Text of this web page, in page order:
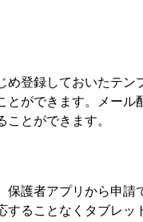
登録しておいたテン
ができます。メール
とができます。
護者アプリから申請
ることなくタブレッ